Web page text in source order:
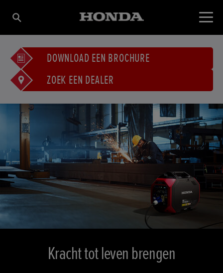
DOWNLOAD EEN BROCHURE
ZOEK EEN DEALER
Kracht tot leven brengen